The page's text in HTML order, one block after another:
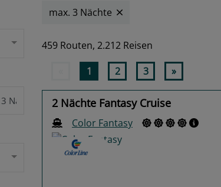
max. 3 Nächte
459 Routen, 2.212 Reisen
1 2 3 »
2 Nächte Fantasy Cruise
Color Fantasy